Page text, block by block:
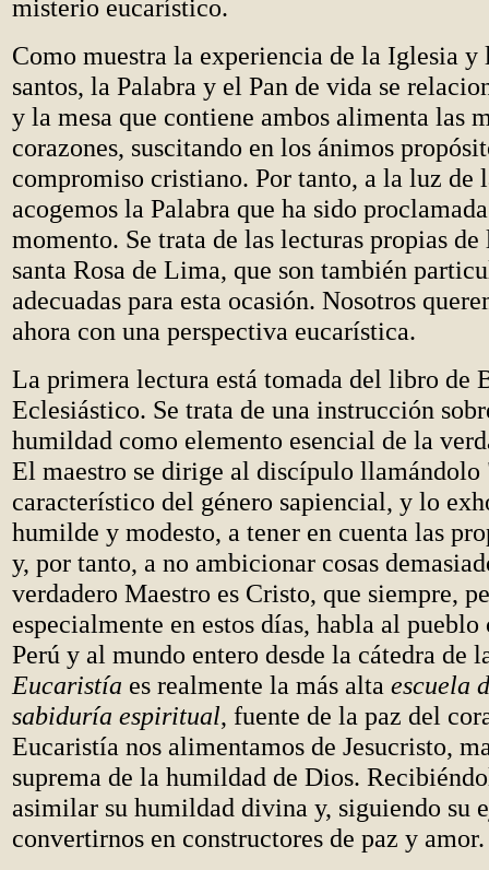
misterio eucarístico.
Como muestra la experiencia de la Iglesia y
santos, la Palabra y el Pan de vida se
y la mesa que contiene ambos alimenta las
corazones, suscitando en los ánimos
compromiso cristiano. Por tanto, a la luz de
acogemos la Palabra que ha sido
momento. Se trata de las lecturas propias
santa Rosa de Lima, que son también
adecuadas para esta ocasión. Nosotros
ahora con una perspectiva eucarística.
La primera lectura está tomada del libro de
Eclesiástico. Se trata de una instrucción
humildad como elemento esencial de la
El maestro se dirige al discípulo
característico del género sapiencial, y lo
humilde y modesto, a tener en cuenta las
y, por tanto, a no ambicionar cosas
verdadero Maestro es Cristo, que siempre,
especialmente en estos días, habla al
Perú y al mundo entero desde la cátedra de
Eucaristía es realmente la más alta escuela
sabiduría espiritual, fuente de la paz del
Eucaristía nos alimentamos de Jesucristo,
suprema de la humildad de Dios.
asimilar su humildad divina y, siguiendo su
convertirnos en constructores de paz y amor.